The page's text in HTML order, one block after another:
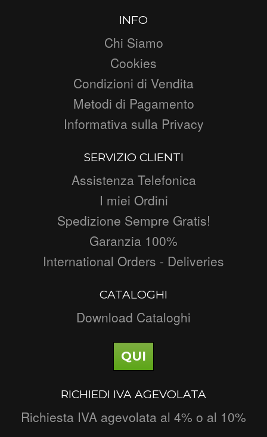
INFO
Chi Siamo
Cookies
Condizioni di Vendita
Metodi di Pagamento
Informativa sulla Privacy
SERVIZIO CLIENTI
Assistenza Telefonica
I miei Ordini
Spedizione Sempre Gratis!
Garanzia 100%
International Orders - Deliveries
CATALOGHI
Download Cataloghi
QUI
RICHIEDI IVA AGEVOLATA
Richiesta IVA agevolata al 4% o al 10%